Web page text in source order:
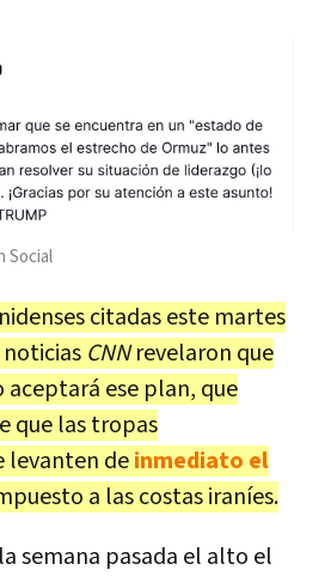
Social
citadas este martes
CNNrevelaron que
ese plan, que
que las tropas
levanten deinmediato el
a las costas iraníes.
semana pasada el alto el